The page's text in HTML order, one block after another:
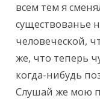
всем тем я
существованье
человеческой,
же, что теперь
когда-нибудь
Слушай же мою